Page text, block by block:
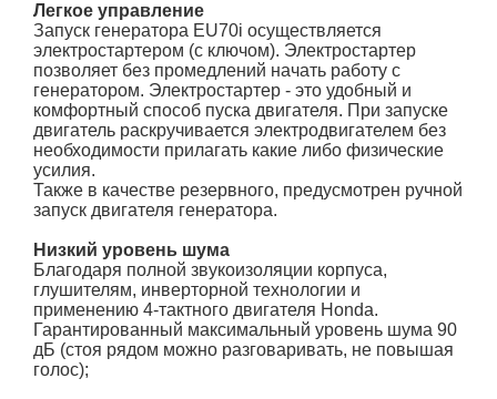
Легкое управление
Запуск генератора EU70i осуществляется
электростартером (с ключом). Электростартер
позволяет без промедлений начать работу с
генератором. Электростартер - это удобный и
комфортный способ пуска двигателя. При запуске
двигатель раскручивается электродвигателем без
необходимости прилагать какие либо физические
усилия.
Также в качестве резервного, предусмотрен ручной
запуск двигателя генератора.
Низкий уровень шума
Благодаря полной звукоизоляции корпуса,
глушителям, инверторной технологии и
применению 4-тактного двигателя Honda.
Гарантированный максимальный уровень шума 90
дБ (стоя рядом можно разговаривать, не повышая
голос);